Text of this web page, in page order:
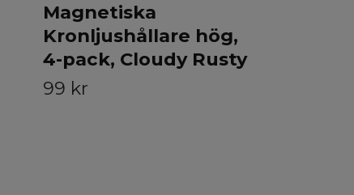
Magnetiska
Kronljushållare hög,
4-pack, Cloudy Rusty
99 kr